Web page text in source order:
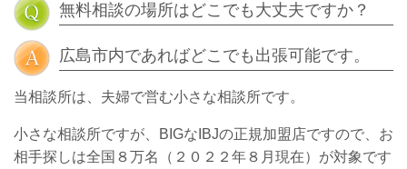
無料相談の場所はどこでも大丈夫ですか？
広島市内であればどこでも出張可能です。
当相談所は、夫婦で営む小さな相談所です。
小さな相談所ですが、BIGなIBJの正規加盟店ですので、お
相手探しは全国８万名（２０２２年８月現在）が対象です